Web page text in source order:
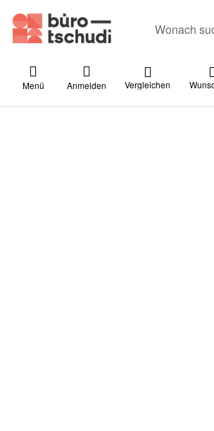
Menü Anmelden Vergleichen